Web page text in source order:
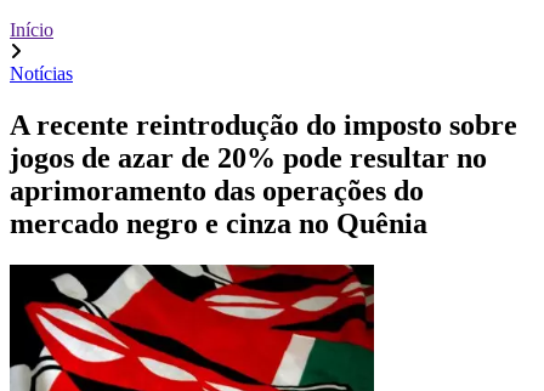
Início
Notícias
A recente reintrodução do imposto sobre
jogos de azar de 20% pode resultar no
aprimoramento das operações do
mercado negro e cinza no Quênia